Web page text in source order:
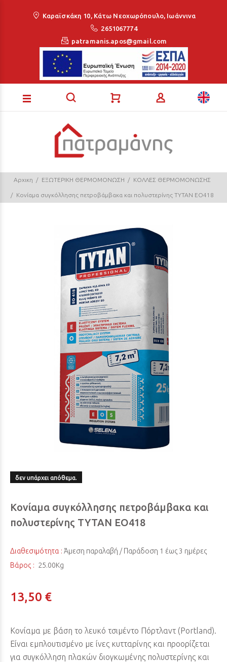
Καραϊσκάκη 10, Κάτω Νεοχωρόπουλο, Ιωάννινα
2651067774
patramanis.apos@gmail.com
Αρχικη ΕΞΩΤΕΡΙΚΗ ΘΕΡΜΟΜΟΝΩΣΗ ΚΟΛΛΕΣ ΘΕΡΜΟΜΟΝΩΣΗΣ
Κονίαμα συγκόλλησης πετροβάμβακα και πολυστερίνης TYTAN EO418
δεν υπάρχει απόθεμα.
Κονίαμα συγκόλλησης πετροβάμβακα και
πολυστερίνης TYTAN EO418
Διαθεσιμότητα :Άμεση παραλαβή / Παράδoση 1 έως 3 ημέρες
Βάρος : 25.00Kg
13,50 €
Κονίαμα με βάση το λευκό τσιμέντο Πόρτλαντ (Portland).
Είναι εμπλουτισμένο με ίνες κυτταρίνης και προορίζεται
για συγκόλληση πλακών διογκωμένης πολυστερίνης και